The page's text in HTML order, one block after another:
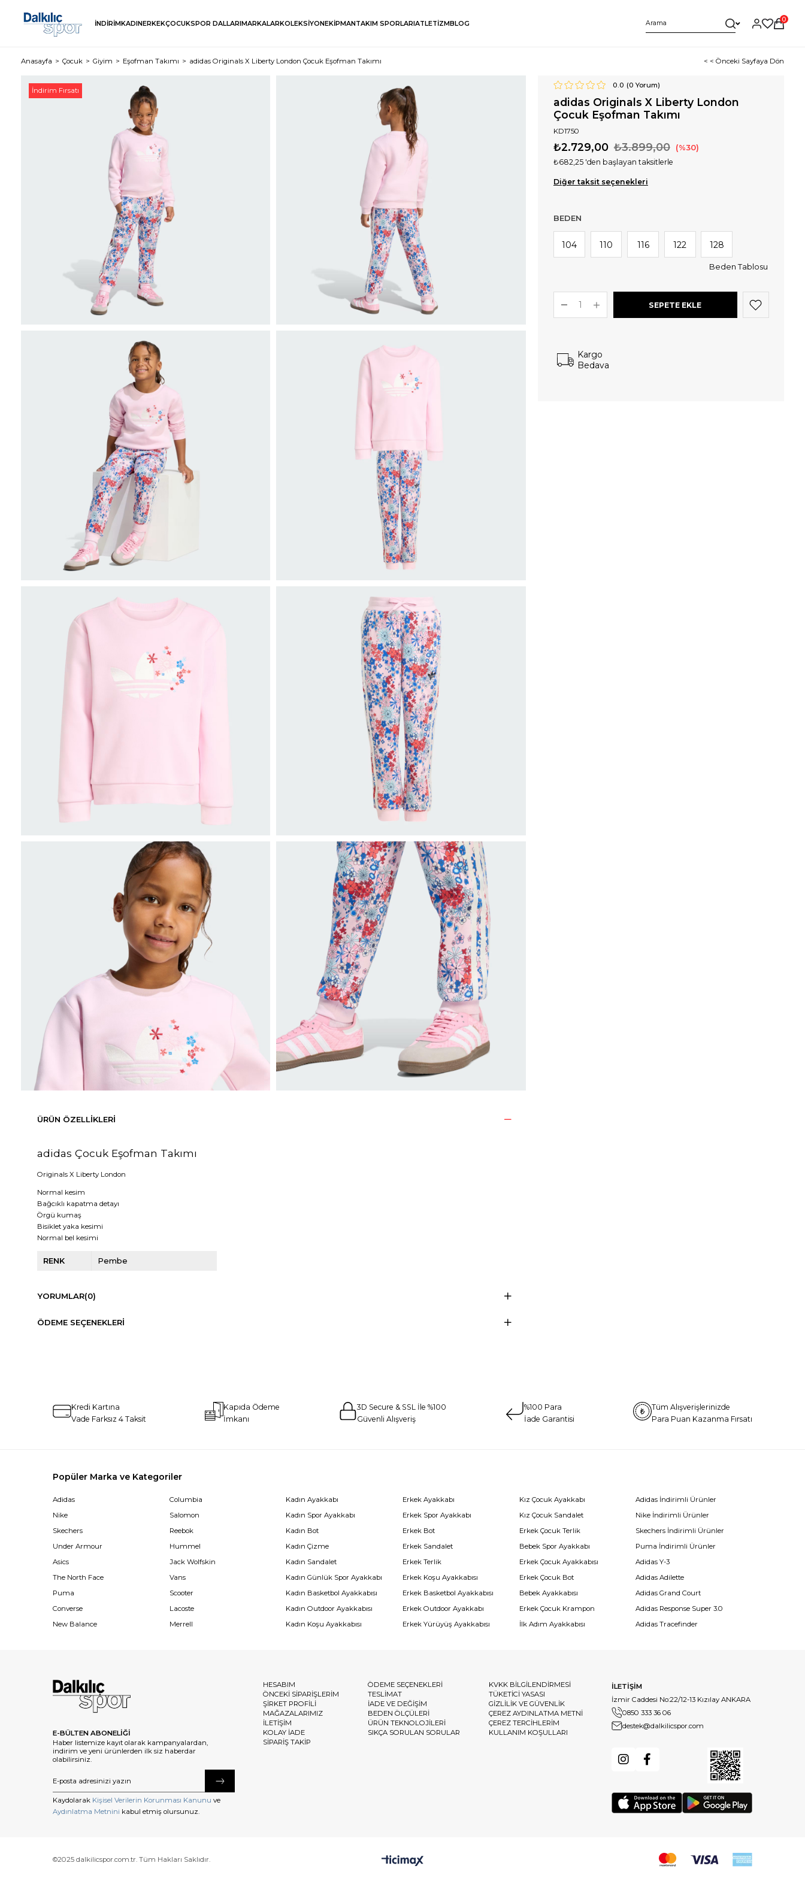
İNDİRİMKADINERKEKÇOCUKSPOR DALLARIMARKALARKOLEKSİYONEKİPMANTAKIM SPORLARIATLETİZMBLOG
0
Anasayfa Çocuk Giyim Eşofman Takımı adidas Originals X Liberty London Çocuk Eşofman Takımı < < Önceki Sayfaya Dön
İndirim Fırsatı
0.0 (0 Yorum)
adidas Originals X Liberty London
Çocuk Eşofman Takımı
KD1750
₺3.899,00
₺2.729,00 30
₺682,25 'den başlayan taksitlerle
Diğer taksit seçenekleri
BEDEN
104 110 116 122 128
Beden Tablosu
Kargo
Bedava
ÜRÜN ÖZELLIKLERI
adidas Çocuk Eşofman Takımı
Originals X Liberty London
Normal kesim
Bağcıklı kapatma detayı
Örgü kumaş
Bisiklet yaka kesimi
Normal bel kesimi
RENK Pembe
YORUMLAR(0)
ÖDEME SEÇENEKLERI
Kredi Kartına
Vade Farksız 4 Taksit
Kapıda Ödeme
İmkanı
3D Secure & SSL İle %100
Güvenli Alışveriş
%100 Para
İade Garantisi
Tüm Alışverişlerinizde
Para Puan Kazanma Fırsatı
Popüler Marka ve Kategoriler
Adidas
Nike
Skechers
Under Armour
Asics
The North Face
Puma
Converse
New Balance
Columbia
Salomon
Reebok
Hummel
Jack Wolfskin
Vans
Scooter
Lacoste
Merrell
Kadın Ayakkabı
Kadın Spor Ayakkabı
Kadın Bot
Kadın Çizme
Kadın Sandalet
Kadın Günlük Spor Ayakkabı
Kadın Basketbol Ayakkabısı
Kadın Outdoor Ayakkabısı
Kadın Koşu Ayakkabısı
Erkek Ayakkabı
Erkek Spor Ayakkabı
Erkek Bot
Erkek Sandalet
Erkek Terlik
Erkek Koşu Ayakkabısı
Erkek Basketbol Ayakkabısı
Erkek Outdoor Ayakkabı
Erkek Yürüyüş Ayakkabısı
Kız Çocuk Ayakkabı
Kız Çocuk Sandalet
Erkek Çocuk Terlik
Bebek Spor Ayakkabı
Erkek Çocuk Ayakkabısı
Erkek Çocuk Bot
Bebek Ayakkabısı
Erkek Çocuk Krampon
İlk Adım Ayakkabısı
Adidas İndirimli Ürünler
Nike İndirimli Ürünler
Skechers İndirimli Ürünler
Puma İndirimli Ürünler
Adidas Y-3
Adidas Adilette
Adidas Grand Court
Adidas Response Super 3.0
Adidas Tracefinder
E-BÜLTEN ABONELİĞİ
Haber listemize kayıt olarak kampanyalardan,
indirim ve yeni ürünlerden ilk siz haberdar
olabilirsiniz.
Kaydolarak Kişisel Verilerin Korunması Kanunu ve
Aydınlatma Metnini kabul etmiş olursunuz.
HESABIM
ÖNCEKİ SİPARİŞLERİM
ŞİRKET PROFİLİ
MAĞAZALARIMIZ
İLETİŞİM
KOLAY İADE
SİPARİŞ TAKİP
ÖDEME SEÇENEKLERİ
TESLİMAT
İADE VE DEĞİŞİM
BEDEN ÖLÇÜLERİ
ÜRÜN TEKNOLOJİLERİ
SIKÇA SORULAN SORULAR
KVKK BİLGİLENDİRMESİ
TÜKETİCİ YASASI
GİZLİLİK VE GÜVENLİK
ÇEREZ AYDINLATMA METNİ
ÇEREZ TERCİHLERİM
KULLANIM KOŞULLARI
İLETİŞİM
İzmir Caddesi No:22/12-13 Kızılay ANKARA
0850 333 36 06
destek@dalkilicspor.com
©2025 dalkilicspor.com.tr. Tüm Hakları Saklıdır.